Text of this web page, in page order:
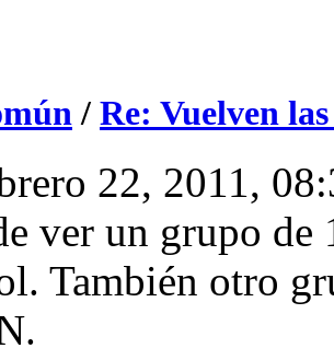
/ Re: Vuelven
22, 2011,
ver un grupo de
También otro